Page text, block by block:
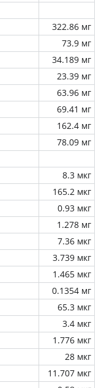
322.86 мг
73.9 мг
34.189 мг
23.39 мг
63.96 мг
69.41 мг
162.4 мг
78.09 мг
8.3 мкг
165.2 мкг
0.93 мкг
1.278 мг
7.36 мкг
3.739 мкг
1.465 мкг
0.1354 мг
65.3 мкг
3.4 мкг
1.776 мкг
28 мкг
11.707 мкг